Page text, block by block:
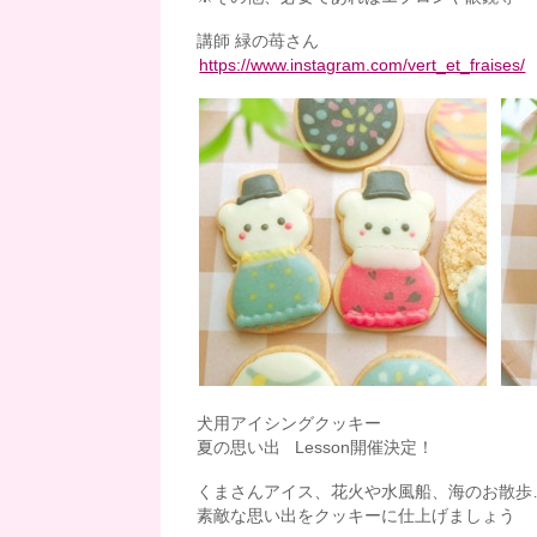
講師 緑の苺さん
https://www.instagram.com/vert_et_fraises/
犬用アイシングクッキー
夏の思い出 Lesson開催決定！
くまさんアイス、花火や水風船、海のお散
素敵な思い出をクッキーに仕上げましょう